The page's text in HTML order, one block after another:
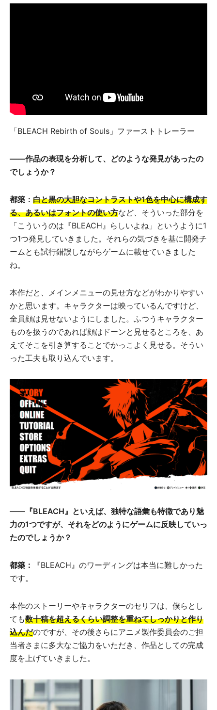
「BLEACH Rebirth of Souls」ファーストトレーラー
――作品の表現を分析して、どのような発見があったの
でしょうか？
都築： 白と黒の大胆なコントラストや1色を中心に構成す
る、あるいはフォントの使い方など、そういった部分を
「こういうのは『BLEACH』らしいよね」というように1
つ1つ発見していきました。それらの気づきを基に開発チ
ームとも試行錯誤しながらゲームに載せていきました
ね。
本作だと、メインメニューの見せ方などがわかりやすい
かと思います。キャラクターは映っているんですけど、
全員顔は見せないようにしました。ふつうキャラクター
ものを扱うのであれば顔はドーンと見せるところを、あ
えてそこを引き算することでかっこよく見せる。そうい
った工夫も取り込んでいます。
――『BLEACH』といえば、独特な語彙も特徴であり魅
力の1つですが、それをどのようにゲームに反映していっ
たのでしょうか？
都築：
『BLEACH』のワーディングは本当に難しかった
です。
本作のストーリーやキャラクターのセリフは、僕らとし
ても数十稿を超えるくらい調整を重ねてしっかりと作り
込んだのですが、その後さらにアニメ製作委員会のご担
当者さまに多大なご協力をいただき、作品としての完成
度を上げていきました。